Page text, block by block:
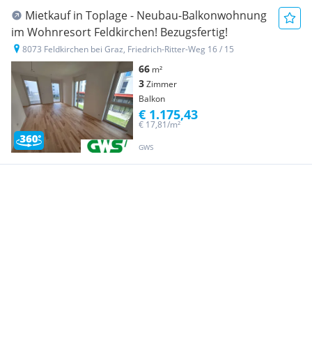
Mietkauf in Toplage - Neubau-Balkonwohnung
im Wohnresort Feldkirchen! Bezugsfertig!
8073 Feldkirchen bei Graz, Friedrich-Ritter-Weg 16 / 15
66 m²
3Zimmer
Balkon
GWS
€ 17,81/m²
€ 1.175,43